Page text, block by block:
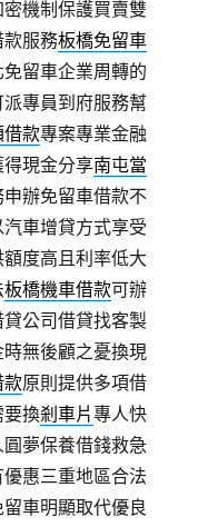
密機制保護買賣雙
款服務板橋免留車
留車企業周轉的
專員到府服務幫
借款專案專業金融
現金分享南屯當
辦免留車借款不
車增貸方式享受
額度高且利率低大
板橋機車借款可辦
公司借貸找客製
無後顧之憂換現
款原則提供多項借
要換剎車片專人快
夢保養借錢救急
惠三重地區合法
留車明顯取代優良